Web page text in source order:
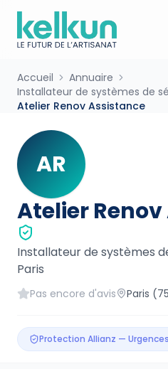
Accueil
Annuaire
Installateur de systèmes de
Atelier Renov Assistance
AR
Atelier
Installateur de systèmes
Paris
Pas encore d'avis Paris
Protection Allianz — Urgences